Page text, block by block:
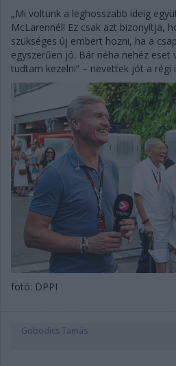
„Mi voltunk a leghosszabb ideig
McLarennél! Ez csak azt bizonyítja,
szükséges új embert hozni, ha a
egyszerűen jó. Bár néha nehéz eset
tudtam kezelni” – nevettek jót a régi
fotó: DPPI
Gobodics Tamás